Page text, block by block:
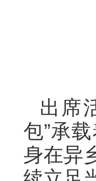
出席
包”承
身在异